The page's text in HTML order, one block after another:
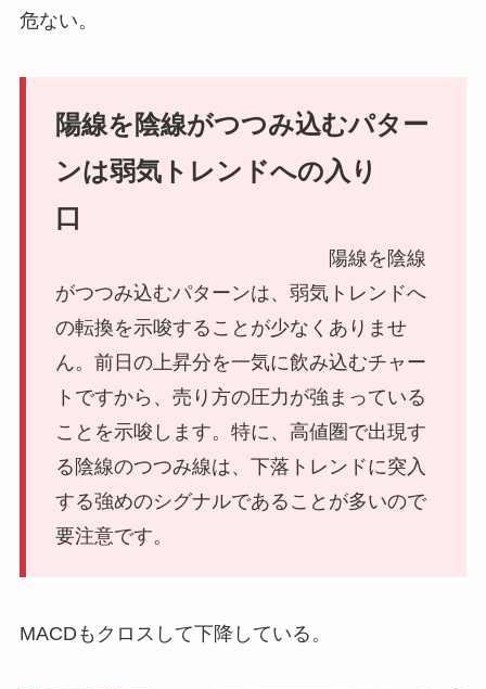
危ない。
陽線を陰線がつつみ込むパター
ンは弱気トレンドへの入り
口
陽線を陰線
がつつみ込むパターンは、弱気トレンドへ
の転換を示唆することが少なくありませ
ん。前日の上昇分を一気に飲み込むチャー
トですから、売り方の圧力が強まっている
ことを示唆します。特に、高値圏で出現す
る陰線のつつみ線は、下落トレンドに突入
する強めのシグナルであることが多いので
要注意です。
MACDもクロスして下降している。